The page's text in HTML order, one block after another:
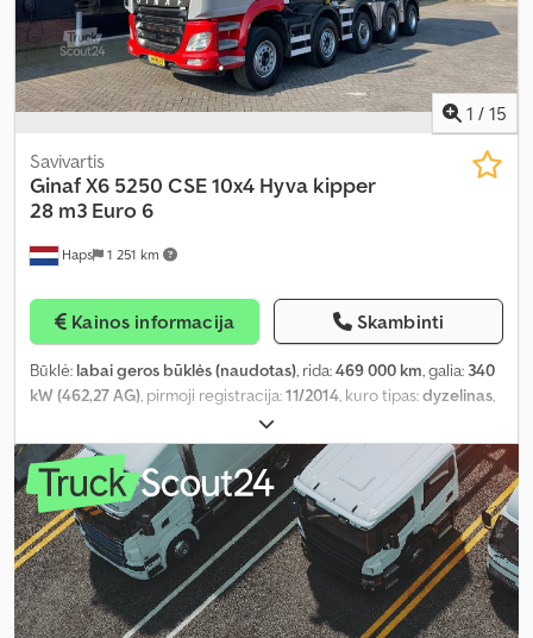
1 / 15
Haps 1 251 km
Savivartis
GinafX6 5250 CSE 10x4 Hyva kipper
28 m3 Euro 6
Kainos informacija Skambinti
Būklė: labai geros būklės (naudotas), rida:469 000 km, galia: 340
kW (462,27 AG), pirmoji registracija:11/2014, kuro tipas:dyzelinas,
dyzelinas
stabdymas, vairuotojo kabina:dieninė kabina, pavaros tipas:
automatinis , pavarų skaičius:12 , emisijos klasė:
, sėdimų
vietų skaičius:2 , bendras ilgis:10 000 mm, bendras plotis:2 530
mm, leistina ašies apkrova (ašis 1): 9 000 kg, leistina ašies apkrova
(ašis 2):9 000 kg , leistina ašies apkrova (ašis 3): 10 000 kg
Gamybos metai:2014 , Įranga:ABS, Bluetooth, centrinis užraktas,
elektrinis langų reguliavimas, elektriškai reguliuojamas
veidrodis, navigacijos sistema, oro kondicionavimas, priekabos